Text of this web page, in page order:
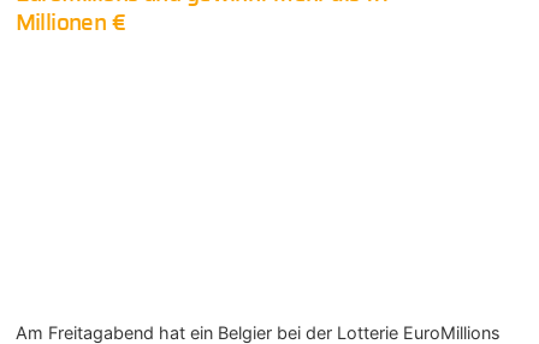
Millionen €
Am Freitagabend hat ein Belgier bei der Lotterie EuroMillions